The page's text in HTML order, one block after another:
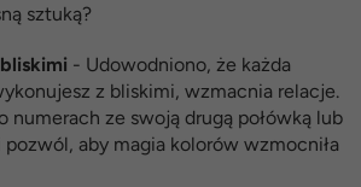
sztuką?
- Udowodniono, że każda
z bliskimi, wzmacnia relacje.
numerach ze swoją drugą połówką lub
aby magia kolorów wzmocniła